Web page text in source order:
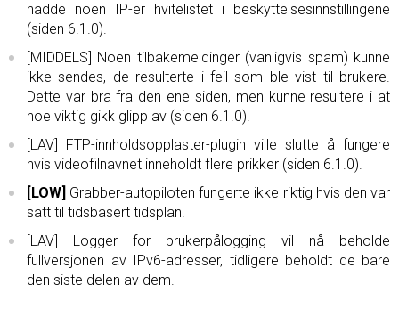
hadde noen IP-er hvitelistet i beskyttelsesinnstillingene
(siden 6.1.0).
[MIDDELS] Noen tilbakemeldinger (vanligvis spam) kunne
ikke sendes, de resulterte i feil som ble vist til brukere.
Dette var bra fra den ene siden, men kunne resultere i at
noe viktig gikk glipp av (siden 6.1.0).
[LAV] FTP-innholdsopplaster-plugin ville slutte å fungere
hvis videofilnavnet inneholdt flere prikker (siden 6.1.0).
[LOW] Grabber-autopiloten fungerte ikke riktig hvis den var
satt til tidsbasert tidsplan.
[LAV] Logger for brukerpålogging vil nå beholde
fullversjonen av IPv6-adresser, tidligere beholdt de bare
den siste delen av dem.